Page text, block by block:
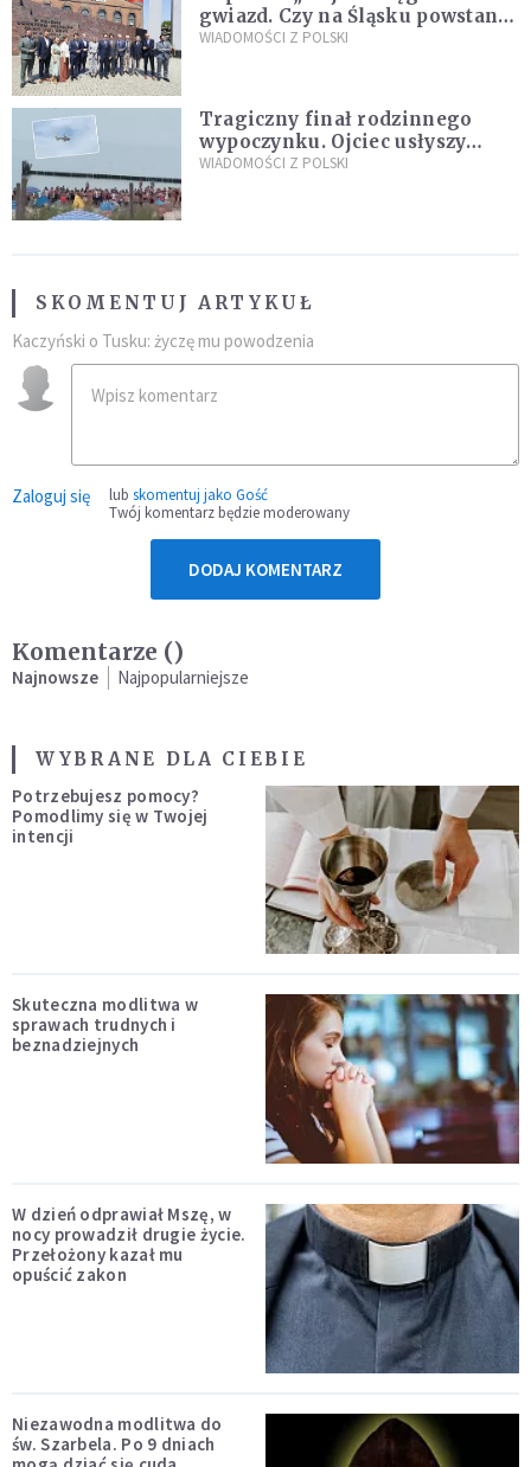
gwiazd. Czy na Śląsku powstanie
„Dolina Krzemowa”?
WIADOMOŚCI Z POLSKI
Tragiczny finał rodzinnego
wypoczynku. Ojciec usłyszy
zarzuty
WIADOMOŚCI Z POLSKI
SKOMENTUJ ARTYKUŁ
Kaczyński o Tusku: życzę mu powodzenia
Zaloguj się lub skomentuj jako Gość
Twój komentarz będzie moderowany
DODAJ KOMENTARZ
Komentarze ()
Najnowsze Najpopularniejsze
WYBRANE DLA CIEBIE
Potrzebujesz pomocy?
Pomodlimy się w Twojej
intencji
Skuteczna modlitwa w
sprawach trudnych i
beznadziejnych
W dzień odprawiał Mszę, w
nocy prowadził drugie życie.
Przełożony kazał mu
opuścić zakon
Niezawodna modlitwa do
św. Szarbela. Po 9 dniach